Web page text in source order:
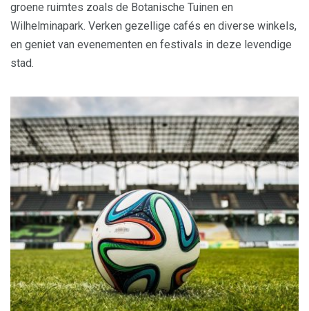
groene ruimtes zoals de Botanische Tuinen en
Wilhelminapark. Verken gezellige cafés en diverse winkels,
en geniet van evenementen en festivals in deze levendige
stad.